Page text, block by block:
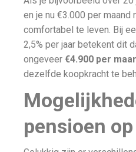
en je nu €3.000 per maand
comfortabel te leven. Bij
2,5% per jaar betekent dit
ongeveer €4.900 per
dezelfde koopkracht te
pensioen